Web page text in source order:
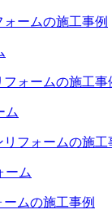
ム
ーム